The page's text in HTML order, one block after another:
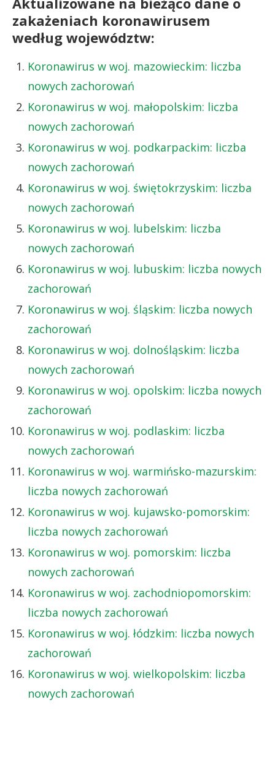
zakażeniach koronawirusem
według województw:
Koronawirus w woj. mazowieckim: liczba
nowych zachorowań
Koronawirus w woj. małopolskim: liczba
nowych zachorowań
Koronawirus w woj. podkarpackim: liczba
nowych zachorowań
Koronawirus w woj. świętokrzyskim: liczba
nowych zachorowań
Koronawirus w woj. lubelskim: liczba
nowych zachorowań
Koronawirus w woj. lubuskim: liczba nowych
zachorowań
Koronawirus w woj. śląskim: liczba nowych
zachorowań
Koronawirus w woj. dolnośląskim: liczba
nowych zachorowań
Koronawirus w woj. opolskim: liczba nowych
zachorowań
Koronawirus w woj. podlaskim: liczba
nowych zachorowań
Koronawirus w woj. warmińsko-mazurskim:
liczba nowych zachorowań
Koronawirus w woj. kujawsko-pomorskim:
liczba nowych zachorowań
Koronawirus w woj. pomorskim: liczba
nowych zachorowań
Koronawirus w woj. zachodniopomorskim:
liczba nowych zachorowań
Koronawirus w woj. łódzkim: liczba nowych
zachorowań
Koronawirus w woj. wielkopolskim: liczba
nowych zachorowań